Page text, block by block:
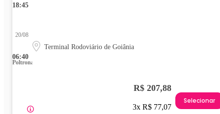
18:45
06:40
20/08
Terminal Rodoviário de Goiânia
Poltrona
R$ 207,88
3x R$ 77,07
Selecionar